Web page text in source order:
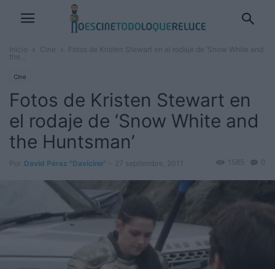
Inicio Cine
Fotos de Kristen Stewart en el rodaje de ‘Snow White and
the...
Cine
Fotos de Kristen Stewart en
el rodaje de ‘Snow White and
the Huntsman’
Por David Pérez "Davicine" 27 septiembre, 2011 0
1585